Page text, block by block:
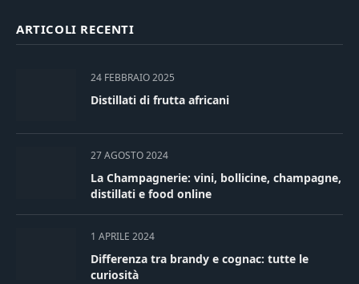
ARTICOLI RECENTI
24 FEBBRAIO 2025
Distillati di frutta africani
27 AGOSTO 2024
La Champagnerie: vini, bollicine, champagne,
distillati e food online
1 APRILE 2024
Differenza tra brandy e cognac: tutte le
curiosità